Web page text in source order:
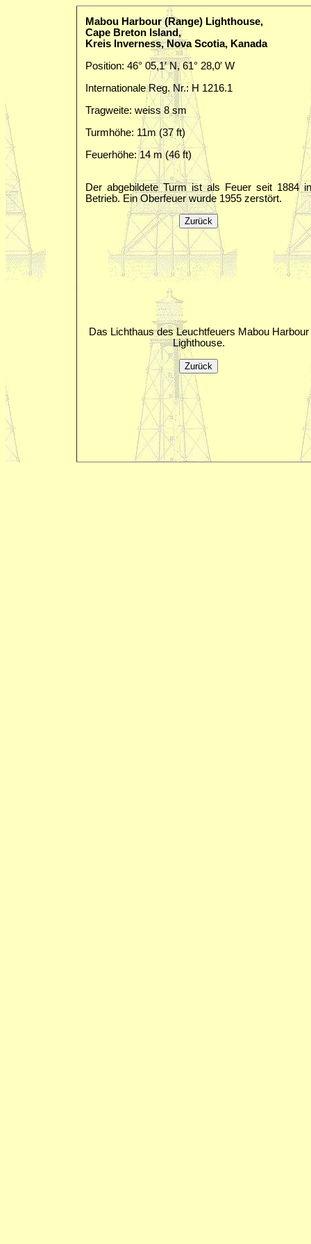
Mabou Harbour (Range) Lighthouse,
Cape Breton Island,
Kreis Inverness, Nova Scotia, Kanada
Position: 46° 05,1′ N, 61° 28,0′ W
Internationale Reg. Nr.: H 1216.1
Tragweite: weiss 8 sm
Turmhöhe: 11m (37 ft)
Feuerhöhe: 14 m (46 ft)
Der abgebildete Turm ist als Feuer seit 1884 in
Betrieb. Ein Oberfeuer wurde 1955 zerstört.
Das Lichthaus des Leuchtfeuers Mabou Harbour
Lighthouse.